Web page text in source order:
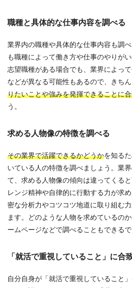
職種と具体的な仕事内容を調べる
業界内の職種や具体的な仕事内容も調
も職種によって働き方や仕事のやりが
志望職種がある場合でも、業界によっ
などが異なる可能性もあるので、きちん
りたいことや強みを発揮できることに
う。
求める人物像の特徴を調べる
その業界で活躍できるかどうかを知る
いている人の特徴を調べましょう。業
て、求める人物像の傾向は違ってくる
レンジ精神や自律的に行動する力が求
密な分析力やコツコツ地道に取り組む
ます。どのような人物を求めているの
ームページなどで調べることもできるで
「就活で重視していること」に合
自分自身が「就活で重視していること